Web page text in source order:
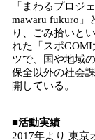
「まわるプロジ
mawaru fukuro」
り、ごみ拾いと
れた「スポ
ツで、国や地域
保全以外の社会
開している。
■活動実績
2017年より 東京